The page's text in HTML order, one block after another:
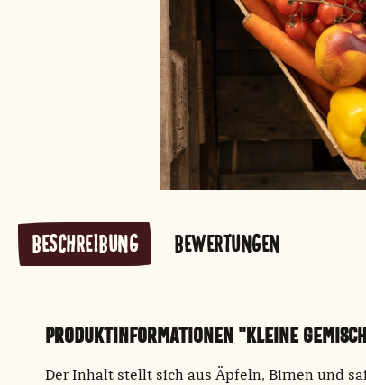
BESCHREIBUNG BEWERTUNGEN
PRODUKTINFORMATIONEN "KLEINE
Der Inhalt stellt sich aus Äpfeln, Birnen und